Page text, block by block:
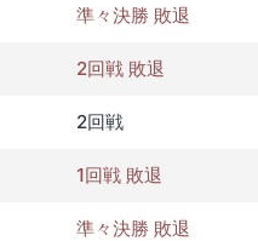
準々決勝 敗退
2回戦 敗退
2回戦
1回戦 敗退
準々決勝 敗退